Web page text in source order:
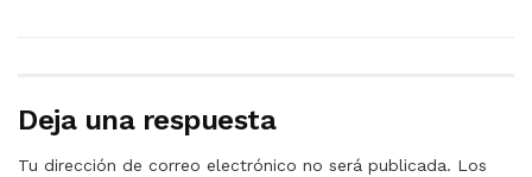
Deja una respuesta
Tu dirección de correo electrónico no será publicada. Los